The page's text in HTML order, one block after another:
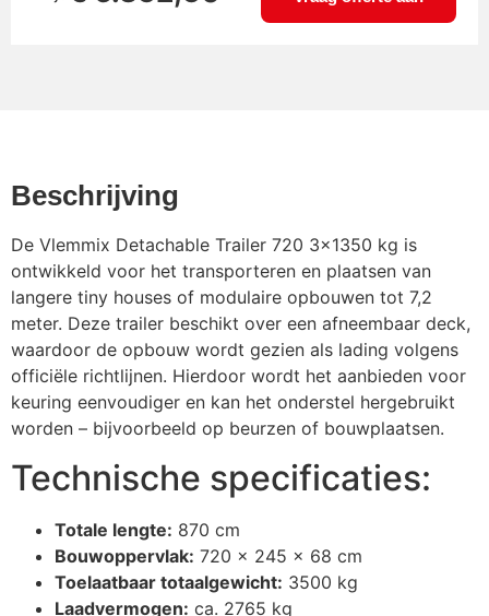
Set steunpoten aanhanger
(4x)
Set steunpoten Detachable
Trailer Deck
€580,80
Set wielkeggen met houder €18,15
Versterkt stalen
spatborden 2-asser
€999,99
€181,50
Beschrijving
De Vlemmix Detachable Trailer 720 3×1350 kg is
ontwikkeld voor het transporteren en plaatsen van
langere tiny houses of modulaire opbouwen tot 7,2
meter. Deze trailer beschikt over een afneembaar deck,
waardoor de opbouw wordt gezien als lading volgens
officiële richtlijnen. Hierdoor wordt het aanbieden voor
keuring eenvoudiger en kan het onderstel hergebruikt
worden – bijvoorbeeld op beurzen of bouwplaatsen.
Technische specificaties:
Totale lengte: 870 cm
Bouwoppervlak: 720 x 245 x 68 cm
Toelaatbaar totaalgewicht: 3500 kg
Laadvermogen: ca. 2765 kg